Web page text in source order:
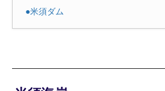
●米須ダム